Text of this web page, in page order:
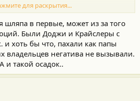
факт...
конкретной машиной...
(и Тойоту) поменять авто(вернуть
факт
, и еще 1 или 10 миллионам
повезло, так что "1-0 в пользу Танечки"
существует и требует решения...
для раскрытия...
шляпа в первые, может из за того
Были Доджи и Крайслеры с
и хоть бы что, пахали как папы
владельцев негатива не вызывали.
такой осадок..